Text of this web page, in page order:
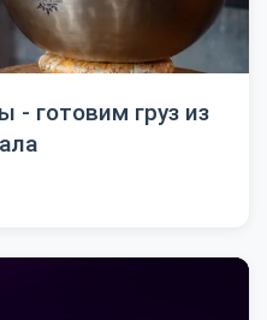
- готовим груз из